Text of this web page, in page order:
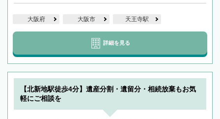
大阪府 大阪市 天王寺駅
詳細を見る
【北新地駅徒歩4分】遺産分割・遺留分・相続放棄もお気
軽にご相談を